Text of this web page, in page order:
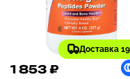
Доставка
1 853 ₽